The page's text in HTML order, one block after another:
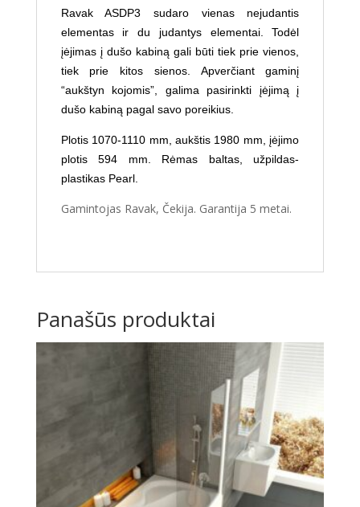
Ravak ASDP3 sudaro vienas nejudantis
elementas ir du judantys elementai. Todėl
įėjimas į dušo kabiną gali būti tiek prie vienos,
tiek prie kitos sienos. Apverčiant gaminį
“aukštyn kojomis”, galima pasirinkti įėjimą į
dušo kabiną pagal savo poreikius.
Plotis 1070-1110 mm, aukštis 1980 mm, įėjimo
plotis 594 mm. Rėmas baltas, užpildas-
plastikas Pearl.
Gamintojas Ravak, Čekija. Garantija 5 metai.
Panašūs produktai